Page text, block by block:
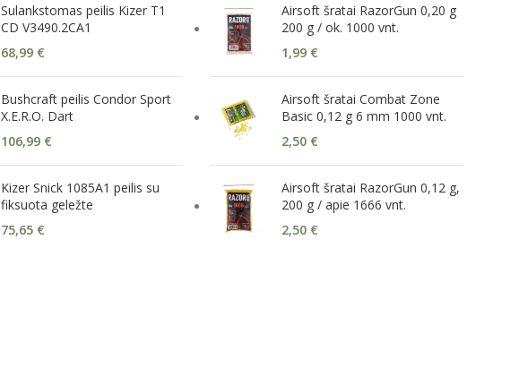
Sulankstomas peilis Kizer T1
CD V3490.2CA1
68,99 €
Bushcraft peilis Condor Sport
X.E.R.O. Dart
106,99 €
Kizer Snick 1085A1 peilis su
fiksuota geležte
75,65 €
Airsoft šratai RazorGun 0,20 g
200 g / ok. 1000 vnt.
1,99 €
Airsoft šratai Combat Zone
Basic 0,12 g 6 mm 1000 vnt.
2,50 €
Airsoft šratai RazorGun 0,12 g,
200 g / apie 1666 vnt.
2,50 €